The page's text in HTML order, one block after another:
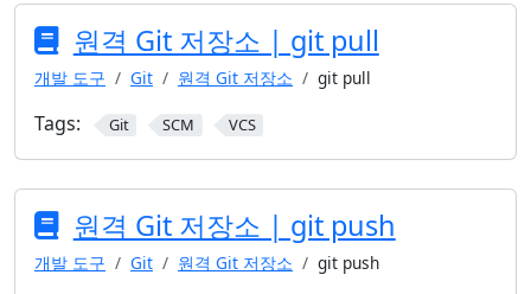
원격 Git 저장소 | git pull
개발 도구 Git 원격 Git 저장소 git pull
Tags: Git SCM VCS
원격 Git 저장소 | git push
개발 도구 Git 원격 Git 저장소 git push